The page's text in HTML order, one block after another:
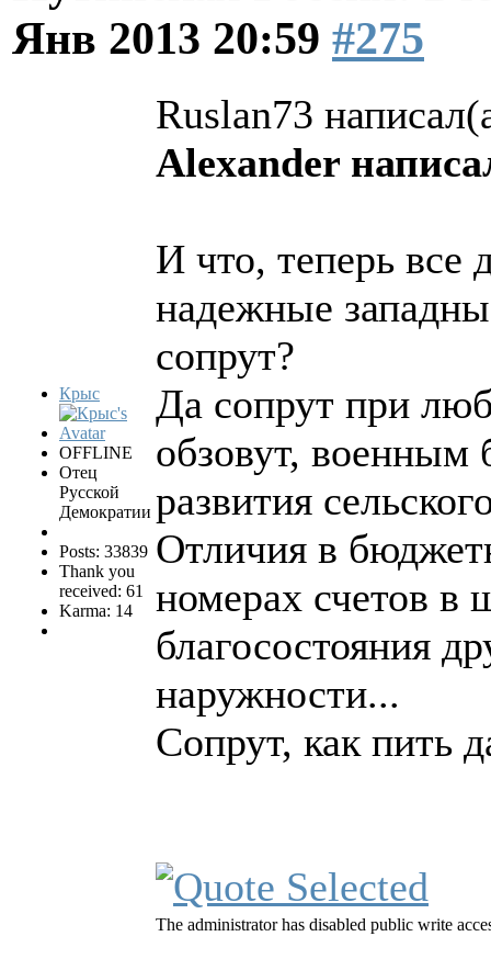
Янв 2013 20:59 #275
Крыс
OFFLINE
Отец
Русской
Демократии
Posts: 33839
Thank you
received: 61
Karma: 14
Ruslan73
Alexander
И что, теперь все
надежные
сопрут?
Да сопрут при
обзовут,
развития
Отличия в
номерах счетов в
благосостояния
наружности...
Сопрут, как пить
The administrator has disabled public write